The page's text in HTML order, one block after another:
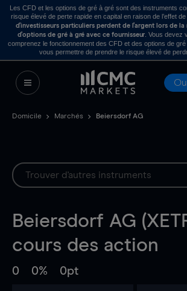
Les CFD et les options de gré à gré sont des instruments
risque élevé de perte rapide en capital en raison de l’effet de
d’investisseurs particuliers perdent de l’argent lors de
d’options de gré à gré avec ce fournisseur . Vous
comprenez le fonctionnement des CFD et des options de
vous permettre de prendre le risque élevé de
Domicile Marchés Beiersdorf AG
Beiersdorf AG
cours des action
0 0% 0pt